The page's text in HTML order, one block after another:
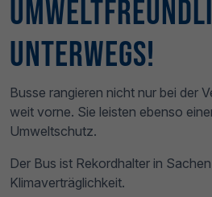
unterwegs!
Busse rangieren nicht nur bei der
weit vorne. Sie leisten ebenso
Umweltschutz.
Der Bus ist Rekordhalter in
Klimaverträglichkeit.